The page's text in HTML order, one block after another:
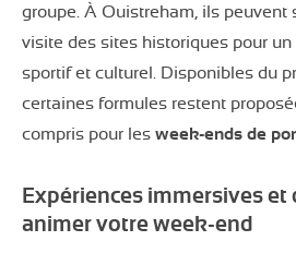
groupe. À Ouistreham, ils peuvent
visite des sites historiques pour
sportif et culturel. Disponibles du
certaines formules restent
compris pour les week-ends de
Expériences immersives
animer votre week-end